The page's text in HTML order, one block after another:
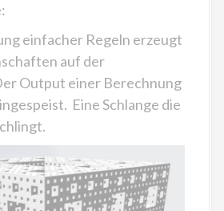
einfacher Regeln erzeugt
auf der
Output einer Berechnung
Eine Schlange die